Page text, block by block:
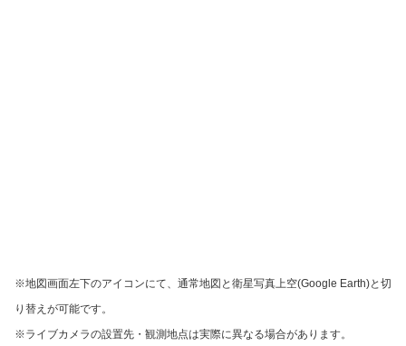
※地図画面左下のアイコンにて、通常地図と衛星写真上空(Google Earth)と切
り替えが可能です。
※ライブカメラの設置先・観測地点は実際に異なる場合があります。